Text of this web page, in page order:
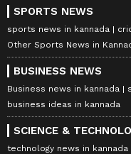
SPORTS NEWS
sports news in kannada
Other Sports News in
BUSINESS NEWS
Business news in kannada
business ideas in kannada
SCIENCE &
technology news in kannada